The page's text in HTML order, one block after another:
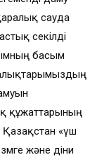
сауда
секілді
басым
құжаттарының
Қазақстан «үш
және діни